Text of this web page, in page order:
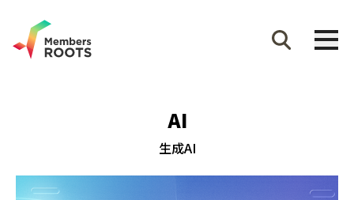
AI
生成AI